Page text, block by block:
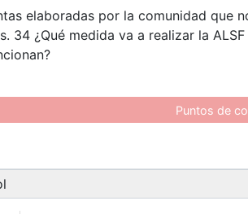
elaboradas por la comunidad que
34 ¿Qué medida va a realizar la
Puntos de